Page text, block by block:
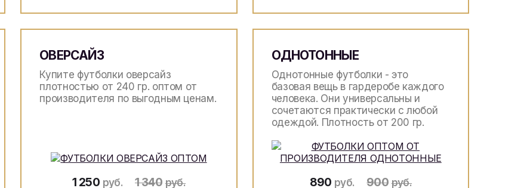
ОВЕРСАЙЗ
Купите футболки оверсайз
плотностью от 240 гр. оптом от
производителя по выгодным ценам.
1 250 руб. 1 340 руб.
ОДНОТОННЫЕ
Однотонные футболки - это
базовая вещь в гардеробе каждого
человека. Они универсальны и
сочетаются практически с любой
одеждой. Плотность от 200 гр.
890 руб. 900 руб.